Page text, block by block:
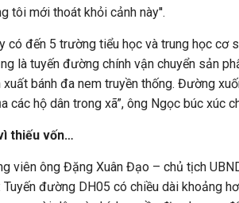
tôi mới thoát khỏi cảnh này''.
có đến 5 trường tiểu học và trung học cơ
là tuyến đường chính vận chuyển sản
xuất bánh đa nem truyền thống. Đường
các hộ dân trong xã”, ông Ngọc búc xúc
thiếu vốn…
viên ông Đặng Xuân Đạo – chủ tịch
Tuyến đường DH05 có chiều dài khoảng